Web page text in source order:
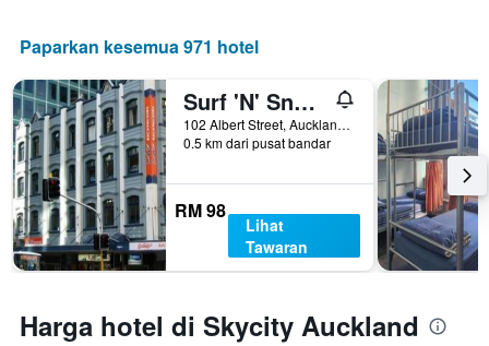
Paparkan kesemua 971 hotel
Surf 'N' Snow Backpackers Across Sky Tower
102 Albert Street, Auckland, New Zealand
0.5 km dari pusat bandar
RM 98
Lihat
Tawaran
Harga hotel di Skycity Auckland